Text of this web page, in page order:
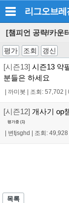
리그오브레
[챔피언 공략/카운
평가 조회 갱신
[시즌13] 시즌13 약
분들은 하세요
까미봇 조회: 57,702
[시즌12] 개사기 op
평가중 (1)
변tjsghd 조회: 49,928
목록